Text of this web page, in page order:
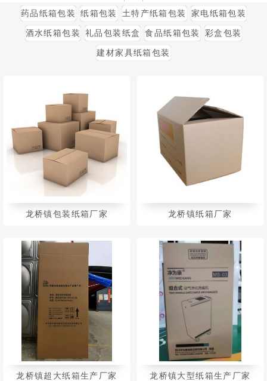
药品纸箱包装 纸箱包装 土特产纸箱包装 家电纸箱包装
酒水纸箱包装 礼品包装纸盒 食品纸箱包装 彩盒包装
建材家具纸箱包装
龙桥镇包装纸箱厂家 龙桥镇纸箱厂家
龙桥镇超大纸箱生产厂家 龙桥镇大型纸箱生产厂家